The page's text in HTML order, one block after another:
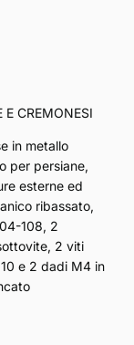
E CREMONESI
in metallo
per persiane,
esterne ed
ribassato,
108, 2
2 viti
e 2 dadi M4 in